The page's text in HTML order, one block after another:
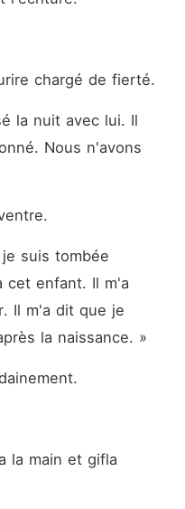
chargé de fierté.
la nuit avec lui. Il
Nous n'avons
suis tombée
cet enfant. Il m'a
Il m'a dit que je
la naissance. »
la main et gifla